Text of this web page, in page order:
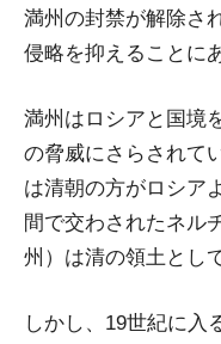
満州の封禁が解除さ
侵略を抑えることに
満州はロシアと国境
の脅威にさらされて
は清朝の方がロシア
間で交わされたネル
州）は清の領土とし
しかし、19世紀に入